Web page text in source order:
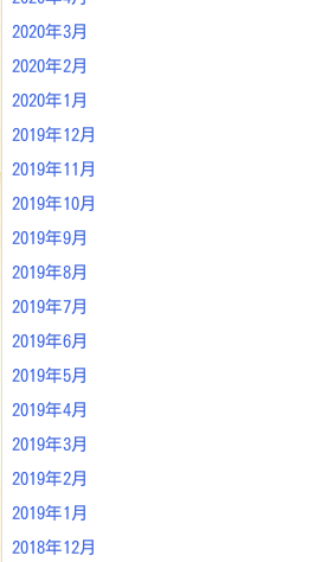
2020年3月
2020年2月
2020年1月
2019年12月
2019年11月
2019年10月
2019年9月
2019年8月
2019年7月
2019年6月
2019年5月
2019年4月
2019年3月
2019年2月
2019年1月
2018年12月